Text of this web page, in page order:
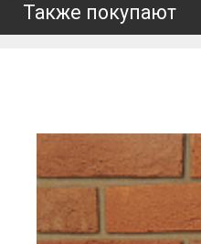
Также покупают